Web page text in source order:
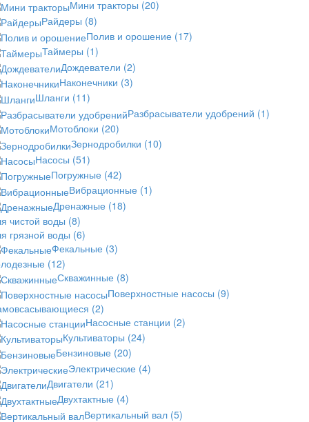
Мини тракторы (20)
Райдеры (8)
Полив и орошение (17)
Таймеры (1)
Дождеватели (2)
Наконечники (3)
Шланги (11)
Разбрасыватели удобрений (1)
Мотоблоки (20)
Зернодробилки (10)
Насосы (51)
Погружные (42)
Вибрационные (1)
Дренажные (18)
чистой воды (8)
грязной воды (6)
Фекальные (3)
(12)
Скважинные (8)
Поверхностные насосы (9)
(2)
Насосные станции (2)
Культиваторы (24)
Бензиновые (20)
Электрические (4)
Двигатели (21)
Двухтактные (4)
Вертикальный вал (5)